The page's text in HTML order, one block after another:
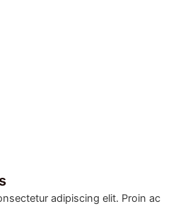
adipiscing elit. Proin ac